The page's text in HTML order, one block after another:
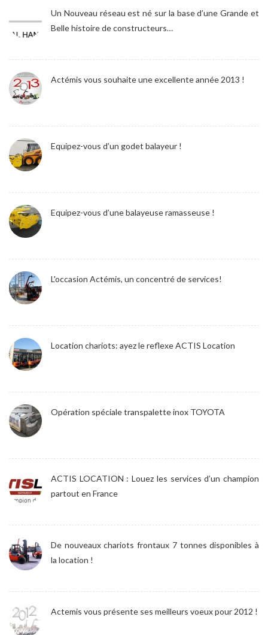
Un Nouveau réseau est né sur la base d’une Grande et
Belle histoire de constructeurs…
Actémis vous souhaite une excellente année 2013 !
Equipez-vous d’un godet balayeur !
Equipez-vous d’une balayeuse ramasseuse !
L'occasion Actémis, un concentré de services!
Location chariots: ayez le reflexe ACTIS Location
Opération spéciale transpalette inox TOYOTA
ACTIS LOCATION : Louez les services d’un champion
partout en France
De nouveaux chariots frontaux 7 tonnes disponibles à
la location !
Actemis vous présente ses meilleurs voeux pour 2012 !